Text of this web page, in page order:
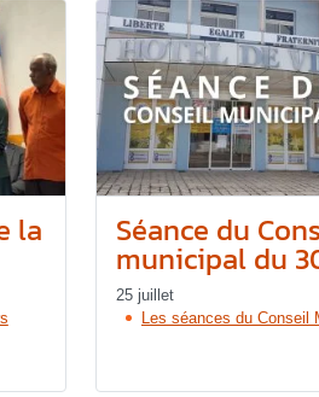
la Séance du
municipal du
25 juillet
Les séances du Conseil